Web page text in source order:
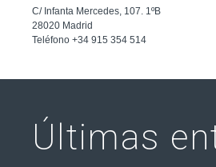
C/ Infanta Mercedes, 107. 1ºB
28020 Madrid
Teléfono +34 915 354 514
Últimas